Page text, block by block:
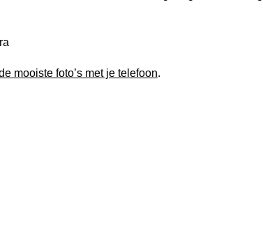
mooiste foto’s met je telefoon.